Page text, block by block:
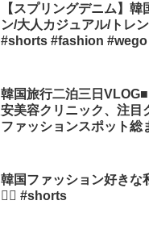
【スプリングデニム】韓
ン/大人カジュアル/トレ
#shorts #fashion #wego
韓国旅行二泊三日
安美容クリニック、注目
ファッションスポット総
韓国ファッション好きな
✌🏻 #shorts